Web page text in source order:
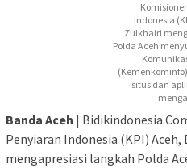
Indonesia
Zulkhairi
Polda Aceh
situs dan
Banda Aceh |
Penyiaran Indonesia (KPI) Aceh,
mengapresiasi langkah Polda